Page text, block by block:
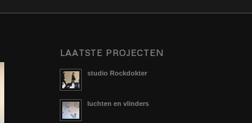
LAATSTE PROJECTEN
studio Rockdokter
luchten en vlinders